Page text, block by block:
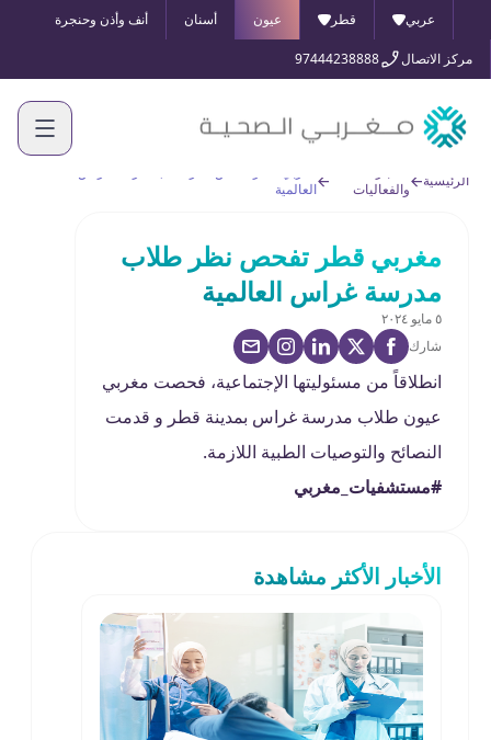
عربي قطر عيون أسنان أنف وأذن وحنجرة
مركز الاتصال 97444238888
الرئيسية
والفعاليات
العالمية
مغربي قطر تفحص نظر طلاب
مدرسة غراس العالمية
٥ مايو ٢٠٢٤
شارك
انطلاقاً من مسئوليتها الإجتماعية، فحصت مغربي
عيون طلاب مدرسة غراس بمدينة قطر و قدمت
النصائح والتوصيات الطبية اللازمة.
#مستشفيات_مغربي
الأخبار الأكثر مشاهدة